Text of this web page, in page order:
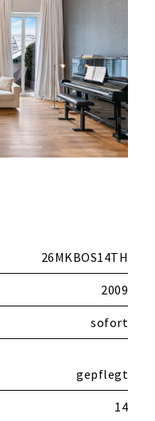
26MKBOS14TH
2009
sofort
gepflegt
14